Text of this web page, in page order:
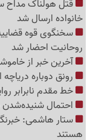
قتل هولناک مداح
خانواده ارسال شد
سخنگوی قوه
روحانیت احضار شد
آخرین خبر از خاموشی‌ها؛
رونق دوباره
خط مقدم نابرابر
احتمال
ستار هاشمی:
هستند